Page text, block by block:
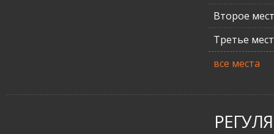
Второе
Третье
все места